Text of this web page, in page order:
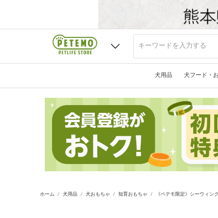
犬用品 犬フード・
ホーム 犬用品 犬おもちゃ 知育おもちゃ 《ペテモ限定》シーウィン